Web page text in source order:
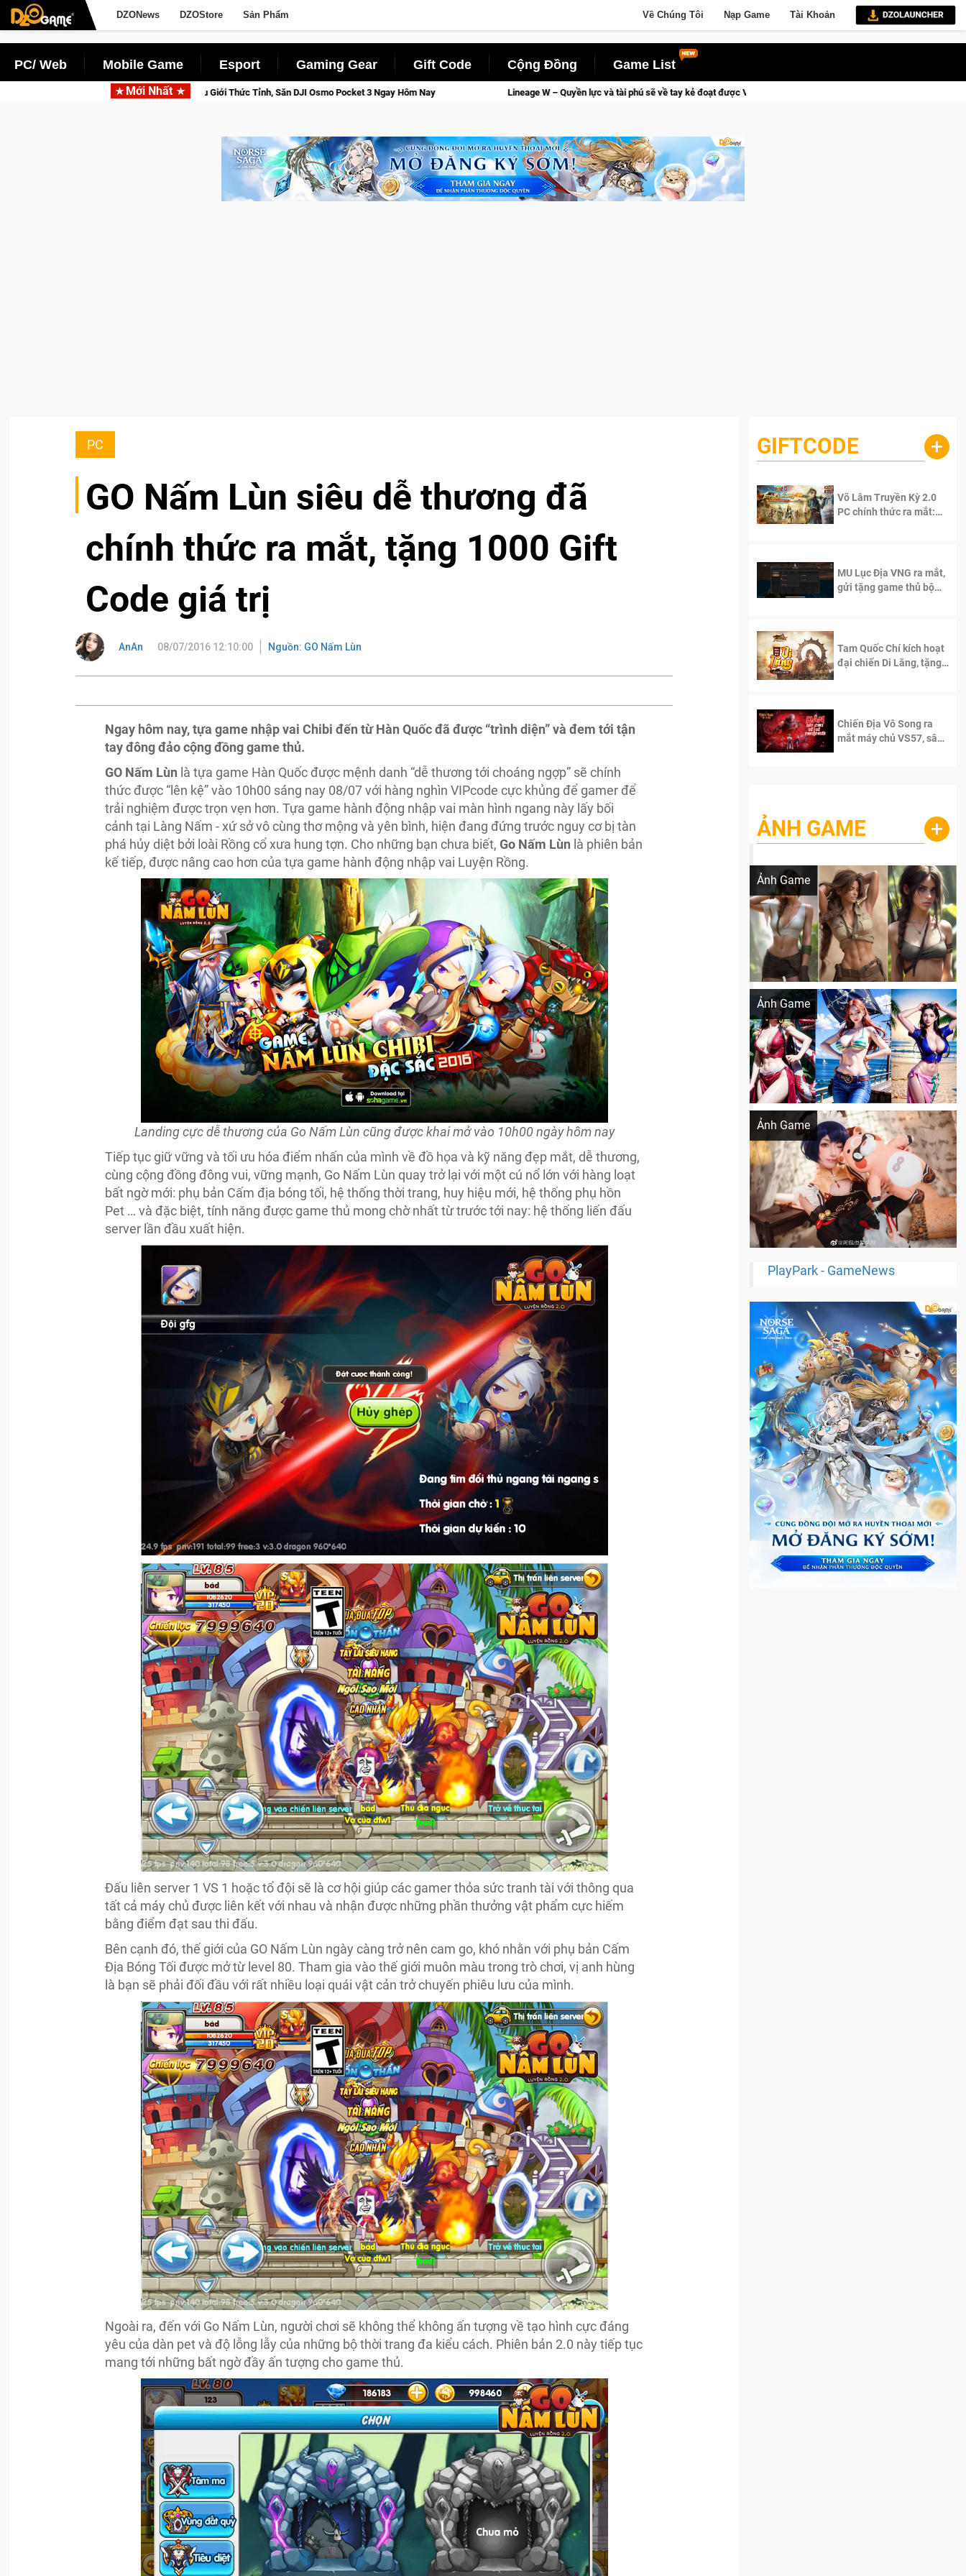
DZONews DZOStore Sản Phẩm Về Chúng Tôi Nạp Game Tài Khoản
PC/ Web Mobile Game Esport Gaming Gear Gift Code Cộng Đồng Game List
Mới Nhất
Saga: Cửu Giới Thức Tỉnh, Săn DJI Osmo Pocket 3 Ngay Hôm Nay Lineage W – Quyền lực và tài phú sẽ về tay kẻ đoạt được Vương Quyền thành Kent sắp tới!
PC
GO Nấm Lùn siêu dễ thương đã
chính thức ra mắt, tặng 1000 Gift
Code giá trị
AnAn 08/07/2016 12:10:00 Nguồn: GO Nấm Lùn
Ngay hôm nay, tựa game nhập vai Chibi đến từ Hàn Quốc đã được “trình diện” và đem tới tận
tay đông đảo cộng đồng game thủ.
GO Nấm Lùn là tựa game Hàn Quốc được mệnh danh “dễ thương tới choáng ngợp” sẽ chính
thức được “lên kệ” vào 10h00 sáng nay 08/07 với hàng nghìn VIPcode cực khủng để gamer để
trải nghiệm được trọn vẹn hơn. Tựa game hành động nhập vai màn hình ngang này lấy bối
cảnh tại Làng Nấm - xứ sở vô cùng thơ mộng và yên bình, hiện đang đứng trước nguy cơ bị tàn
phá hủy diệt bởi loài Rồng cổ xưa hung tợn. Cho những bạn chưa biết,Go Nấm Lùn là phiên bản
kế tiếp, được nâng cao hơn của tựa game hành động nhập vai Luyện Rồng.
Landing cực dễ thương của Go Nấm Lùn cũng được khai mở vào 10h00 ngày hôm nay
Tiếp tục giữ vững và tối ưu hóa điểm nhấn của mình về đồ họa và kỹ năng đẹp mắt, dễ thương,
cùng cộng đồng đông vui, vững mạnh, Go Nấm Lùn quay trở lại với một cú nổ lớn với hàng loạt
bất ngờ mới: phụ bản Cấm địa bóng tối, hệ thống thời trang, huy hiệu mới, hệ thống phụ hồn
Pet … và đặc biệt, tính năng được game thủ mong chờ nhất từ trước tới nay: hệ thống liến đấu
server lần đầu xuất hiện.
Đấu liên server 1 VS 1 hoặc tổ đội sẽ là cơ hội giúp các gamer thỏa sức tranh tài với thông qua
tất cả máy chủ được liên kết với nhau và nhận được những phần thưởng vật phẩm cực hiếm
bằng điểm đạt sau thi đấu.
Bên cạnh đó, thế giới của GO Nấm Lùn ngày càng trở nên cam go, khó nhằn với phụ bản Cấm
Địa Bóng Tối được mở từ level 80. Tham gia vào thế giới muôn màu trong trò chơi, vị anh hùng
là bạn sẽ phải đối đầu với rất nhiều loại quái vật cản trở chuyến phiêu lưu của mình.
Ngoài ra, đến với Go Nấm Lùn, người chơi sẽ không thể không ấn tượng về tạo hình cực đáng
yêu của dàn pet và độ lỗng lẫy của những bộ thời trang đa kiểu cách. Phiên bản 2.0 này tiếp tục
mang tới những bất ngờ đầy ấn tượng cho game thủ.
GIFTCODE +
Võ Lâm Truyền Kỳ 2.0
PC chính thức ra mắt:
MU Lục Địa VNG ra mắt,
gửi tặng game thủ bộ
Tam Quốc Chí kích hoạt
đại chiến Di Lăng, tặng
Chiến Địa Vô Song ra
mắt máy chủ VS57, sân
ẢNH GAME +
Ảnh Game
Lala Croft vừa nóng vừa xinh dưới nét vẽ
Ảnh Game
Khi AI Cosplay gái đẹp One Piece
Ảnh Game
Cosplay Xiangling siêu cute
PlayPark - GameNews